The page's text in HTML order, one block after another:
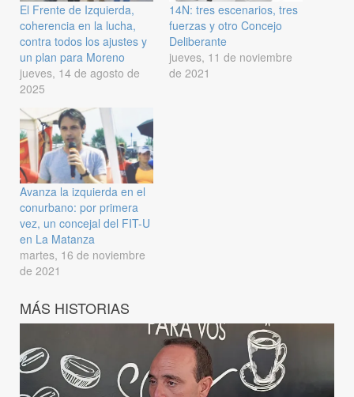
El Frente de Izquierda,
coherencia en la lucha,
contra todos los ajustes y
un plan para Moreno
jueves, 14 de agosto de
2025
14N: tres escenarios, tres
fuerzas y otro Concejo
Deliberante
jueves, 11 de noviembre
de 2021
Avanza la izquierda en el
conurbano: por primera
vez, un concejal del FIT-U
en La Matanza
martes, 16 de noviembre
de 2021
MÁS HISTORIAS